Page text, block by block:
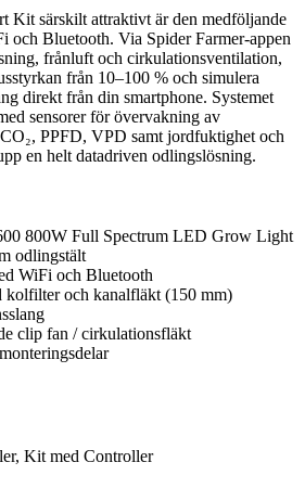
Kit särskilt attraktivt är den medföljande
och Bluetooth. Via Spider Farmer-appen
frånluft och cirkulationsventilation,
från 10–100 % och simulera
direkt från din smartphone. Systemet
sensorer för övervakning av
PPFD, VPD samt jordfuktighet och
en helt datadriven odlingslösning.
800W Full Spectrum LED Grow Light
odlingstält
WiFi och Bluetooth
kolfilter och kanalfläkt (150 mm)
clip fan / cirkulationsfläkt
Kit med Controller